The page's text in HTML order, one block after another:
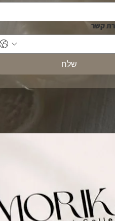
קשר
שלח